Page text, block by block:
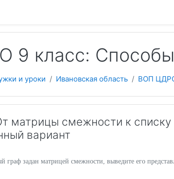
9 класс: Способы
и уроки Ивановская область ВОП
матрицы смежности к списку
вариант
граф задан матрицей смежности, выведите его